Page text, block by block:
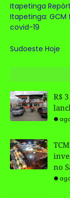
Itapetinga
Itapetinga:
covid-19
Sudoeste Hoje
R$
no